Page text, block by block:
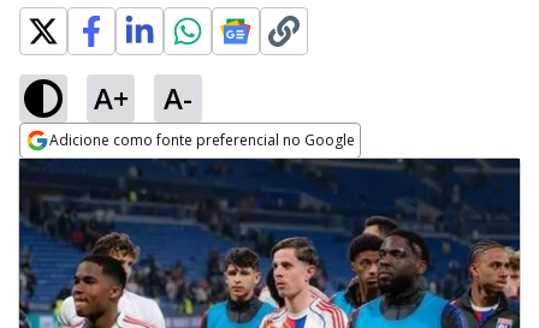
A+ A-
Adicione como fonte preferencial no Google
Opens in new window